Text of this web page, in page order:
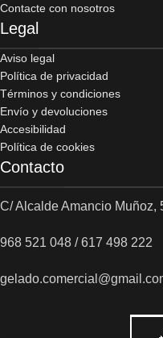
Contacte con nosotros
Legal
Aviso legal
Política de privacidad
Términos y condiciones
Envío y devoluciones
Accesibilidad
Política de cookies
Contacto
C/ Alcalde Amancio Muñoz,
968 521 048 / 617 498 222